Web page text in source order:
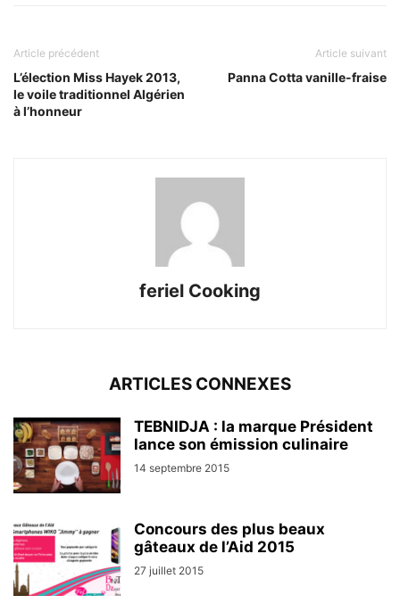
Article précédent
L’élection Miss Hayek 2013,
le voile traditionnel Algérien
à l’honneur
Article suivant
Panna Cotta vanille-fraise
feriel Cooking
ARTICLES CONNEXES
TEBNIDJA : la marque Président
lance son émission culinaire
14 septembre 2015
Concours des plus beaux
gâteaux de l’Aid 2015
27 juillet 2015